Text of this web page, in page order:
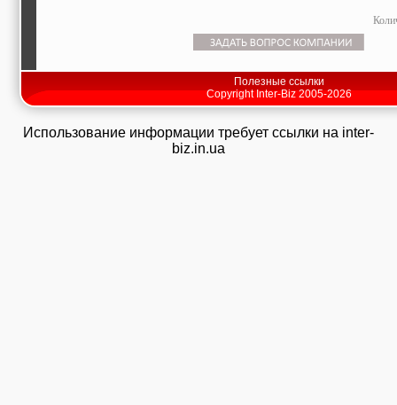
Полезные ссылки
Copyright Inter-Biz 2005-2026
Использование информации требует ссылки на inter-
biz.in.ua